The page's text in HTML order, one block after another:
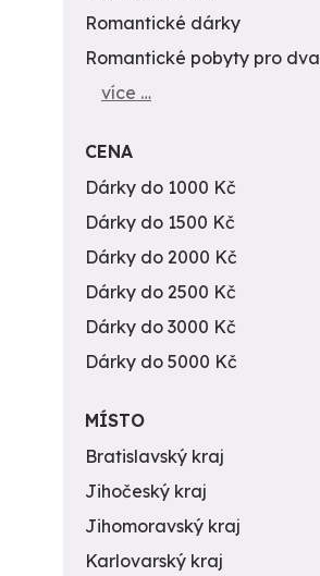
Romantické dárky
Romantické pobyty pro dva
více …
CENA
Dárky do 1000 Kč
Dárky do 1500 Kč
Dárky do 2000 Kč
Dárky do 2500 Kč
Dárky do 3000 Kč
Dárky do 5000 Kč
MÍSTO
Bratislavský kraj
Jihočeský kraj
Jihomoravský kraj
Karlovarský kraj